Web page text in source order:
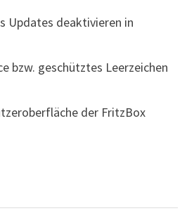
Updates deaktivieren in
bzw. geschütztes Leerzeichen
der FritzBox